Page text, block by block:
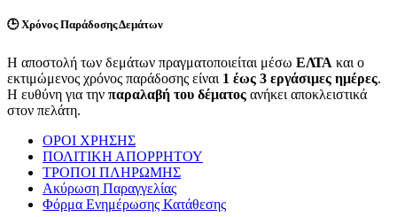
🕒Χρόνος Παράδοσης Δεμάτων
Η αποστολή των δεμάτων πραγματοποιείται μέσω ΕΛΤΑ και ο
εκτιμώμενος χρόνος παράδοσης είναι 1 έως 3 εργάσιμες ημέρες.
Η ευθύνη για την παραλαβή του δέματος ανήκει αποκλειστικά
στον πελάτη.
ΟΡΟΙ ΧΡΗΣΗΣ
ΠΟΛΙΤΙΚΗ ΑΠΟΡΡΗΤΟΥ
ΤΡΟΠΟΙ ΠΛΗΡΩΜΗΣ
Ακύρωση Παραγγελίας
Φόρμα Ενημέρωσης Κατάθεσης